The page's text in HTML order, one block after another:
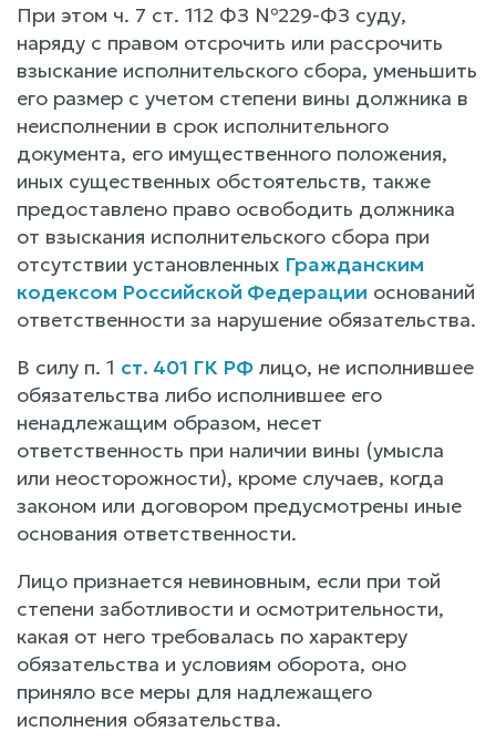
При этом ч. 7 ст. 112 ФЗ №229-ФЗ суду,
наряду с правом отсрочить или рассрочить
взыскание исполнительского сбора, уменьшить
его размер с учетом степени вины должника в
неисполнении в срок исполнительного
документа, его имущественного положения,
иных существенных обстоятельств, также
предоставлено право освободить должника
от взыскания исполнительского сбора при
отсутствии установленных Гражданским
кодексом Российской Федерации оснований
ответственности за нарушение обязательства.
В силу п. 1 ст. 401 ГК РФ лицо, не исполнившее
обязательства либо исполнившее его
ненадлежащим образом, несет
ответственность при наличии вины (умысла
или неосторожности), кроме случаев, когда
законом или договором предусмотрены иные
основания ответственности.
Лицо признается невиновным, если при той
степени заботливости и осмотрительности,
какая от него требовалась по характеру
обязательства и условиям оборота, оно
приняло все меры для надлежащего
исполнения обязательства.